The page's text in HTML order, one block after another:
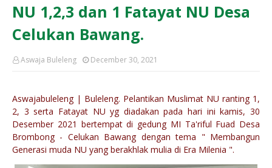
NU 1,2,3 dan 1 Fatayat NU Desa
Celukan Bawang.
Aswaja Buleleng December 30, 2021
Aswajabuleleng | Buleleng. Pelantikan Muslimat NU ranting 1,
2, 3 serta Fatayat NU yg diadakan pada hari ini kamis, 30
Desember 2021 bertempat di gedung MI Ta'riful Fuad Desa
Brombong - Celukan Bawang dengan tema " Membangun
Generasi muda NU yang berakhlak mulia di Era Milenia ".